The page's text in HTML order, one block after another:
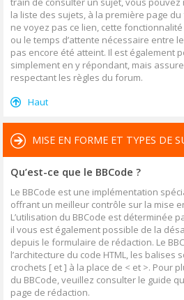
la liste des sujets, à la première page
ne voyez pas ce lien, cette
ou le temps d’attente nécessaire entre
pas encore été atteint. Il est également
simplement en y répondant, mais
respectant les règles du forum.
Haut
MISE EN FORME ET TYPES DE
Qu’est-ce que le BBCode ?
Le BBCode est une implémentation
offrant un meilleur contrôle sur la mise
L’utilisation du BBCode est déterminée
il vous est également possible de la
depuis le formulaire de rédaction. Le
l’architecture du code HTML, les balises
crochets [ et ] à la place de < et >. Pour
du BBCode, veuillez consulter le guide
page de rédaction.